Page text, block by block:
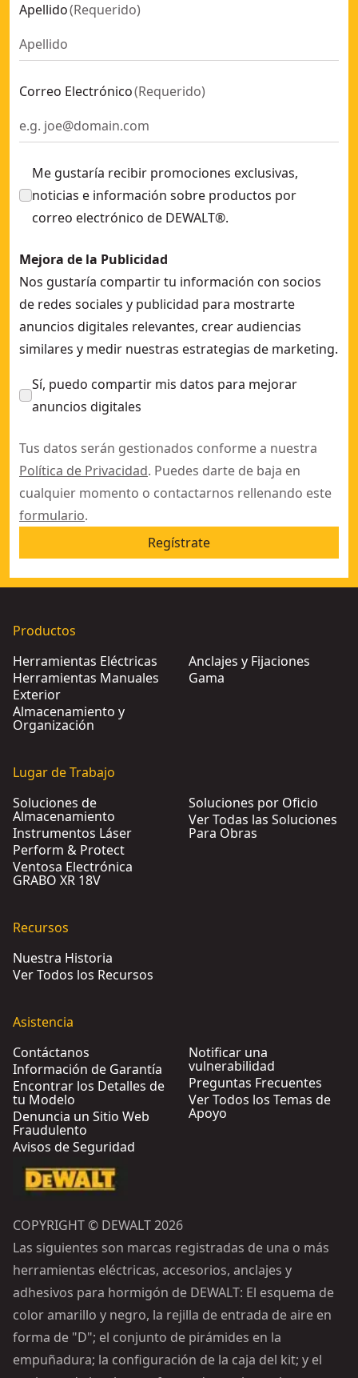
Apellido(Requerido)
Correo Electrónico(Requerido)
Me gustaría recibir promociones exclusivas,
noticias e información sobre productos por
correo electrónico de DEWALT®.
Mejora de la Publicidad
Nos gustaría compartir tu información con socios
de redes sociales y publicidad para mostrarte
anuncios digitales relevantes, crear audiencias
similares y medir nuestras estrategias de marketing.
Sí, puedo compartir mis datos para mejorar
anuncios digitales
Tus datos serán gestionados conforme a nuestra
Política de Privacidad. Puedes darte de baja en
cualquier momento o contactarnos rellenando este
formulario.
Regístrate
Productos
Herramientas Eléctricas
Herramientas Manuales
Exterior
Almacenamiento y
Organización
Anclajes y Fijaciones
Gama
Lugar de Trabajo
Soluciones de
Almacenamiento
Instrumentos Láser
Perform & Protect
Ventosa Electrónica
GRABO XR 18V
Soluciones por Oficio
Ver Todas las Soluciones
Para Obras
Recursos
Nuestra Historia
Ver Todos los Recursos
Asistencia
Contáctanos
Información de Garantía
Encontrar los Detalles de
tu Modelo
Denuncia un Sitio Web
Fraudulento
Avisos de Seguridad
Notificar una
vulnerabilidad
Preguntas Frecuentes
Ver Todos los Temas de
Apoyo
COPYRIGHT © DEWALT 2026
Las siguientes son marcas registradas de una o más
herramientas eléctricas, accesorios, anclajes y
adhesivos para hormigón de DEWALT: El esquema de
color amarillo y negro, la rejilla de entrada de aire en
forma de "D"; el conjunto de pirámides en la
empuñadura; la configuración de la caja del kit; y el